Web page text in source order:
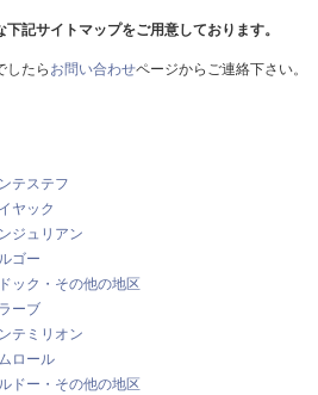
記サイトマップをご用意しております。
したら お問い合わせページからご連絡下さい。
テステフ
ヤック
ジュリアン
ゴー
ック・その他の地区
ーブ
テミリオン
ロール
ドー・その他の地区